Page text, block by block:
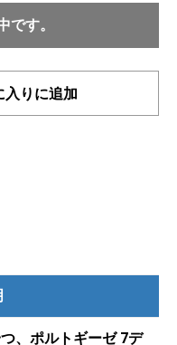
です。
入りに追加
、ポルトギーゼ 7デ